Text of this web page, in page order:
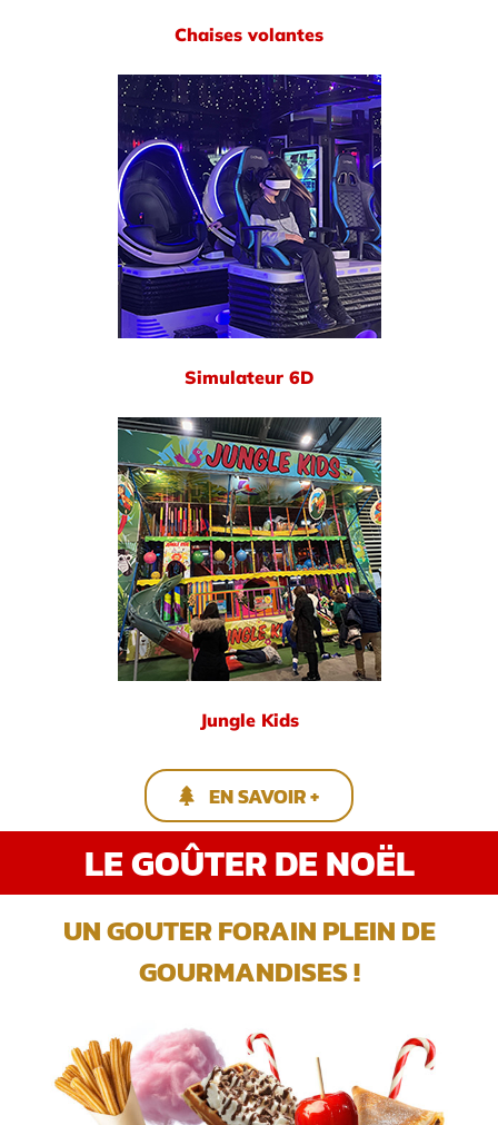
Chaises volantes
Simulateur 6D
Jungle Kids
EN SAVOIR +
LE GOÛTER DE NOËL
UN GOUTER FORAIN PLEIN DE
GOURMANDISES !